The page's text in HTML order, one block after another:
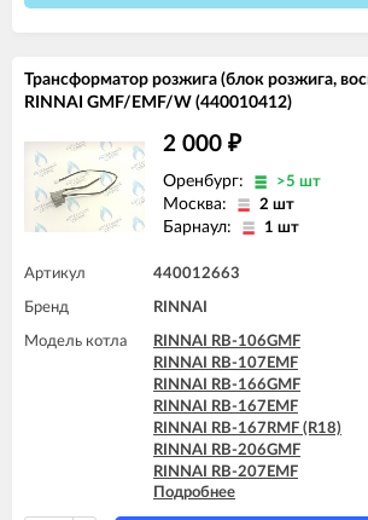
RINNAI RB-367RMF (R42)
Трансформатор розжига (блок розжига,
RINNAI GMF/EMF/W (440010412)
2 000 ₽
Оренбург: >5 шт
Москва: 2 шт
Барнаул: 1 шт
Артикул 440012663
Бренд RINNAI
Модель котла
RINNAI RB-106GMF
RINNAI RB-107EMF
RINNAI RB-166GMF
RINNAI RB-167EMF
RINNAI RB-167RMF (R18)
RINNAI RB-206GMF
RINNAI RB-207EMF
RINNAI RB-207RMF (R24)
RINNAI RB-256GMF
Подробнее